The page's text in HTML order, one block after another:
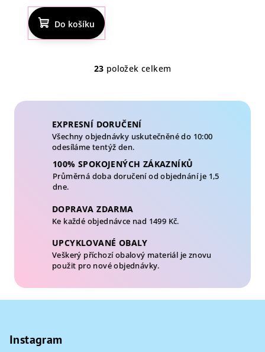
hodnocení
produktu
je
4,4
Do košíku
O
l
d
a
í
p
v
k
y
v
ý
i
23 položek celkem
EXPRESNÍ DORUČENÍ
Všechny objednávky uskutečněné do 10:00
odesíláme tentýž den.
100% SPOKOJENÝCH ZÁKAZNÍKŮ
Průměrná doba doručení od objednání je 1,5
dne.
DOPRAVA ZDARMA
Ke každé objednávce nad 1499 Kč.
UPCYKLOVANÉ OBALY
Veškerý příchozí obalový materiál je znovu
použit pro nové objednávky.
Instagram